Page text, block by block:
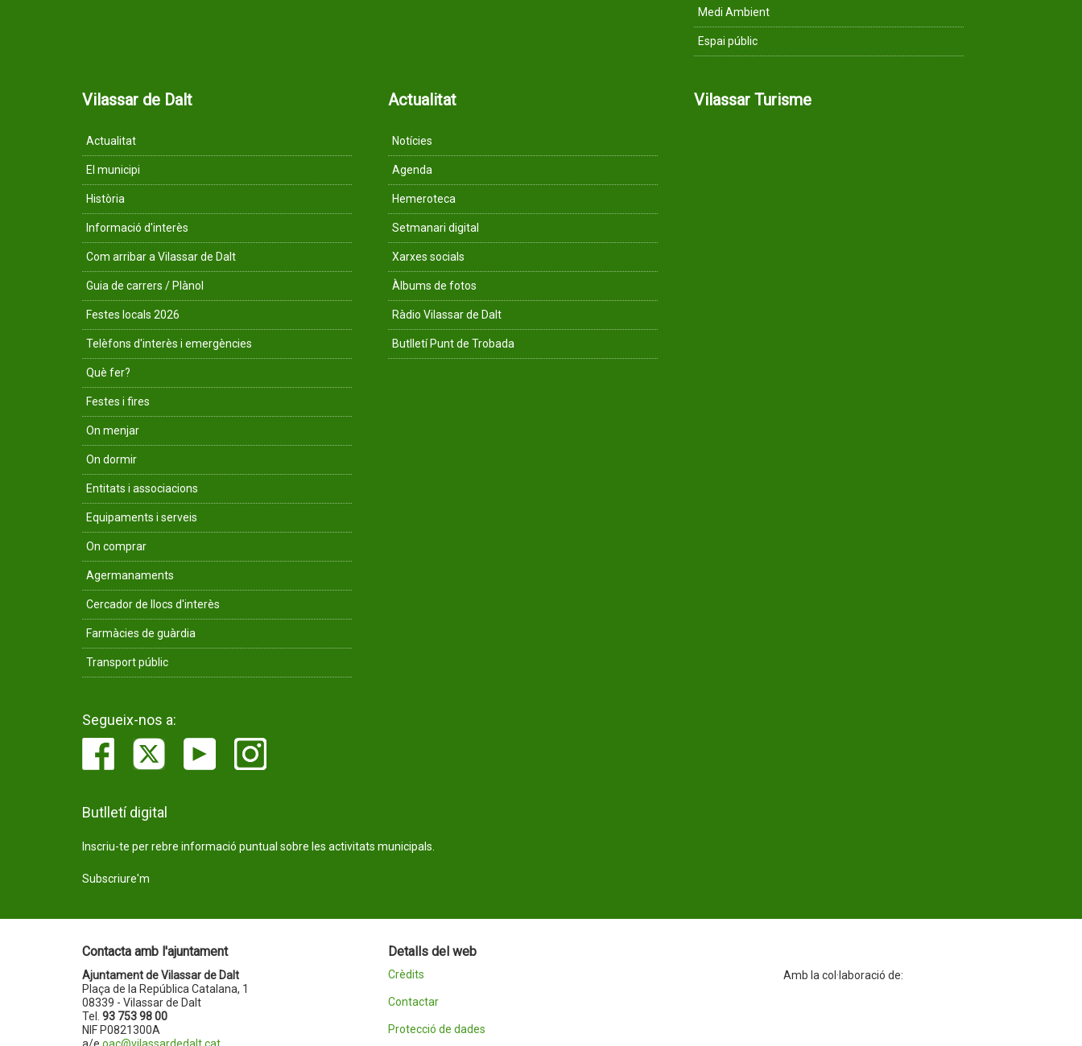
Medi Ambient
Espai públic
Vilassar de Dalt
Actualitat
El municipi
Història
Informació d'interès
Com arribar a Vilassar de Dalt
Guia de carrers / Plànol
Festes locals 2026
Telèfons d'interès i emergències
Què fer?
Festes i fires
On menjar
On dormir
Entitats i associacions
Equipaments i serveis
On comprar
Agermanaments
Cercador de llocs d'interès
Farmàcies de guàrdia
Transport públic
Actualitat
Notícies
Agenda
Hemeroteca
Setmanari digital
Xarxes socials
Àlbums de fotos
Ràdio Vilassar de Dalt
Butlletí Punt de Trobada
Vilassar Turisme
Segueix-nos a:
Butlletí digital
Inscriu-te per rebre informació puntual sobre les activitats municipals.
Subscriure'm
Contacta amb l'ajuntament
Ajuntament de Vilassar de Dalt
Plaça de la República Catalana, 1
08339 - Vilassar de Dalt
Tel. 93 753 98 00
NIF P0821300A
a/e oac@vilassardedalt.cat
Detalls del web
Crèdits
Contactar
Protecció de dades
Amb la col·laboració de: